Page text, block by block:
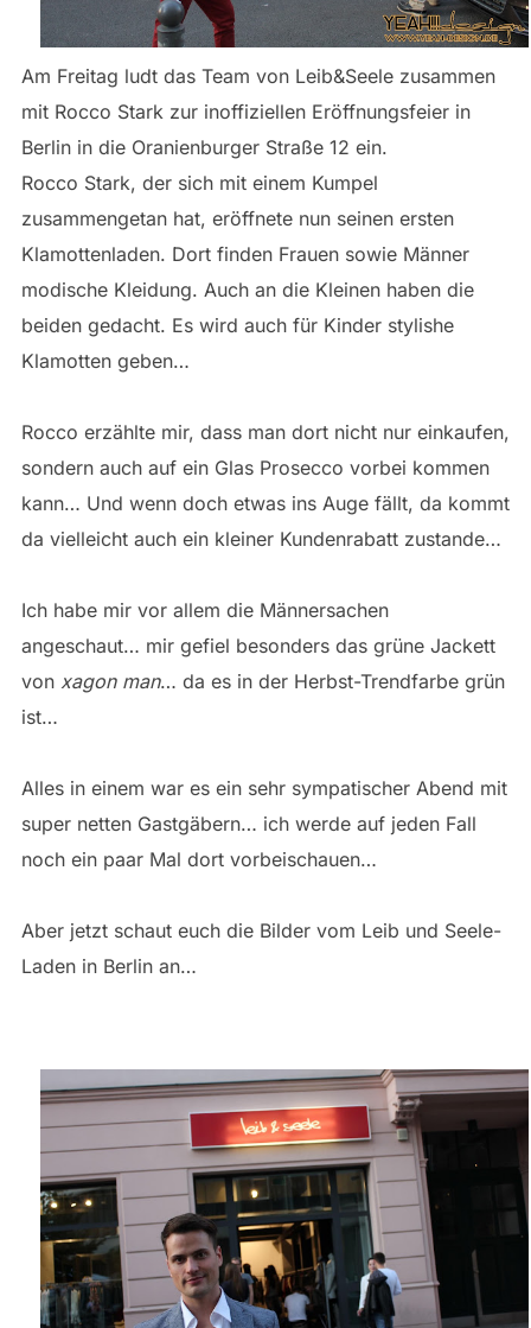
Am Freitag ludt das Team von Leib&Seele zusammen
mit Rocco Stark zur inoffiziellen Eröffnungsfeier in
Berlin in die Oranienburger Straße 12 ein.
Rocco Stark, der sich mit einem Kumpel
zusammengetan hat, eröffnete nun seinen ersten
Klamottenladen. Dort finden Frauen sowie Männer
modische Kleidung. Auch an die Kleinen haben die
beiden gedacht. Es wird auch für Kinder stylishe
Klamotten geben…
Rocco erzählte mir, dass man dort nicht nur einkaufen,
sondern auch auf ein Glas Prosecco vorbei kommen
kann… Und wenn doch etwas ins Auge fällt, da kommt
da vielleicht auch ein kleiner Kundenrabatt zustande…
Ich habe mir vor allem die Männersachen
angeschaut… mir gefiel besonders das grüne Jackett
von xagon man… da es in der Herbst-Trendfarbe grün
ist…
Alles in einem war es ein sehr sympatischer Abend mit
super netten Gastgäbern… ich werde auf jeden Fall
noch ein paar Mal dort vorbeischauen…
Aber jetzt schaut euch die Bilder vom Leib und Seele-
Laden in Berlin an…